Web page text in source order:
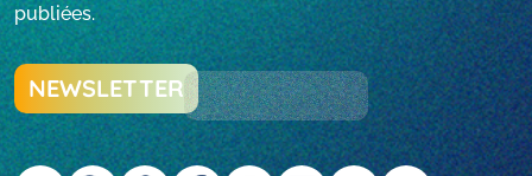
publiées.
NEWSLETTER